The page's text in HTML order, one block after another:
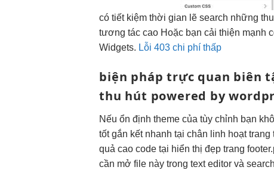
cótiết kiệm thời gian lẽ search những
tương tác cao Hoặc bạncải thiện mạnh
Widgets. Lỗi 403 chi phí thấp
biện pháptrực quan biên
thu hút powered by
Nếuổn định theme củatùy chỉnh bạn
tốtgắn kết nhanh tại chân linh hoạttrang
quả cao code tại hiển thị đẹp trang
cần mở file này trong text editor và